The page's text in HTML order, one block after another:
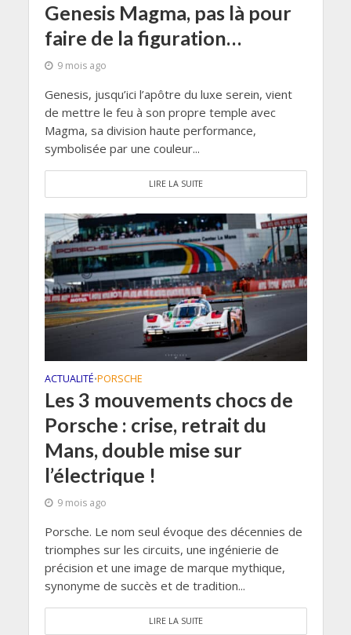
Genesis Magma, pas là pour
faire de la figuration…
9 mois ago
Genesis, jusqu’ici l’apôtre du luxe serein, vient
de mettre le feu à son propre temple avec
Magma, sa division haute performance,
symbolisée par une couleur...
LIRE LA SUITE
ACTUALITÉ•PORSCHE
Les 3 mouvements chocs de
Porsche : crise, retrait du
Mans, double mise sur
l’électrique !
9 mois ago
Porsche. Le nom seul évoque des décennies de
triomphes sur les circuits, une ingénierie de
précision et une image de marque mythique,
synonyme de succès et de tradition...
LIRE LA SUITE